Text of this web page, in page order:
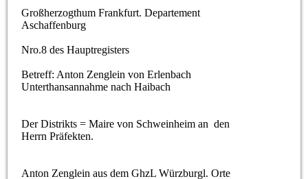
Großherzogthum Frankfurt. Departement
Aschaffenburg
Nro.8 des Hauptregisters
Betreff: Anton Zenglein von Erlenbach
Unterthansannahme nach Haibach
Der Distrikts = Maire von Schweinheim an den
Herrn Präfekten.
Anton Zenglein aus dem GhzL Würzburgl. Orte